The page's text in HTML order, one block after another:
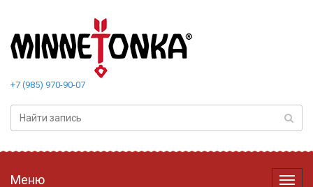
+7 (985) 970-90-07
Меню
Меню